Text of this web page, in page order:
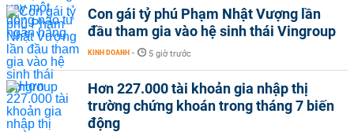
Con gái tỷ phú Phạm Nhật Vượng lần
đầu tham gia vào hệ sinh thái Vingroup
KINH DOANH - 5 giờ trước
Hơn 227.000 tài khoản gia nhập thị
trường chứng khoán trong tháng 7 biến
động